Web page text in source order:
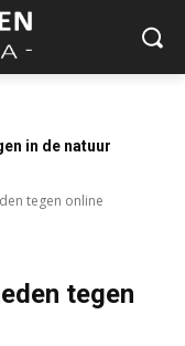
in de natuur
tegen online
tegen